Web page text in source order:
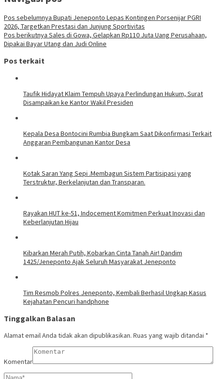
Pos sebelumnya Bupati Jeneponto Lepas Kontingen Porsenijar PGRI
2026, Targetkan Prestasi dan Junjung Sportivitas
Pos berikutnya Sales di Gowa, Gelapkan Rp110 Juta Uang Perusahaan,
Dipakai Bayar Utang dan Judi Online
Pos terkait
Taufik Hidayat Klaim Tempuh Upaya Perlindungan Hukum, Surat
Disampaikan ke Kantor Wakil Presiden
Kepala Desa Bontocini Rumbia Bungkam Saat Dikonfirmasi Terkait
Anggaran Pembangunan Kantor Desa
Kotak Saran Yang Sepi .Membagun Sistem Partisipasi yang
Terstruktur, Berkelanjutan dan Transparan.
Rayakan HUT ke-51, Indocement Komitmen Perkuat Inovasi dan
Keberlanjutan Hijau
Kibarkan Merah Putih, Kobarkan Cinta Tanah Air! Dandim
1425/Jeneponto Ajak Seluruh Masyarakat Jeneponto
Tim Resmob Polres Jeneponto, Kembali Berhasil Ungkap Kasus
Kejahatan Pencuri handphone
Tinggalkan Balasan
Alamat email Anda tidak akan dipublikasikan. Ruas yang wajib ditandai *
Komentar